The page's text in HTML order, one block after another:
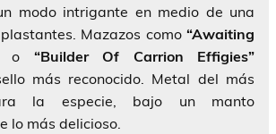
modo intrigante en medio de una
Mazazos como“Awaiting
“Builder Of Carrion Effigies”
más reconocido. Metal del más
la especie, bajo un manto
lo más delicioso.